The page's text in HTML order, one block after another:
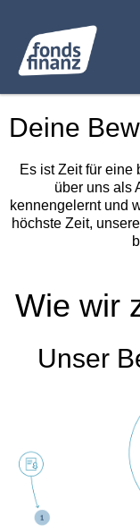
Deine
Es ist Zeit für eine
über uns als
kennengelernt und
höchste Zeit,
Wie wir
Unser